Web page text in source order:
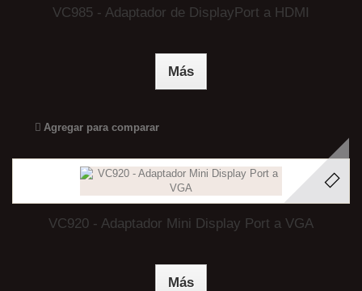
VC985 - Adaptador de DisplayPort a HDMI
Más
Agregar para comparar
VC920 - Adaptador Mini Display Port a VGA
Más